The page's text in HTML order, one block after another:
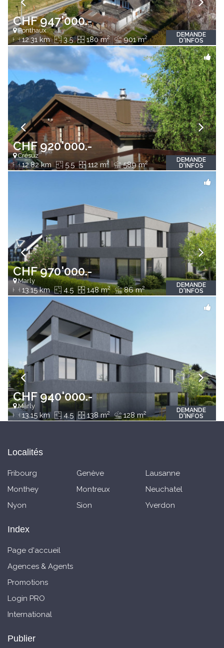
CHF 947'000.-
Ponthaux
12.31 km 3.5 180 m2 901 m2
DEMANDE
D'INFOS
CHF 920'000.-
Crésuz
12.82 km 5.5 112 m2 589 m2
DEMANDE
D'INFOS
CHF 970'000.-
Marly
13.15 km 4.5 148 m2 86 m2
DEMANDE
D'INFOS
CHF 940'000.-
Marly
13.15 km 4.5 138 m2 128 m2
DEMANDE
D'INFOS
Localités
Fribourg Genève
Lausanne
Monthey
Montreux
Neuchatel
Nyon
Sion Yverdon
Index
Page d'accueil
Agences & Agents
Promotions
Login PRO
International
Publier